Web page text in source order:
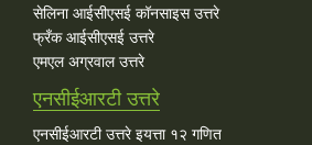
सेलिना आईसीएसई कॉनसाइस उत्तरे
फ्रँक आईसीएसई उत्तरे
एमएल अग्रवाल उत्तरे
एनसीईआरटी उत्तरे
एनसीईआरटी उत्तरे इयत्ता १२ गणित